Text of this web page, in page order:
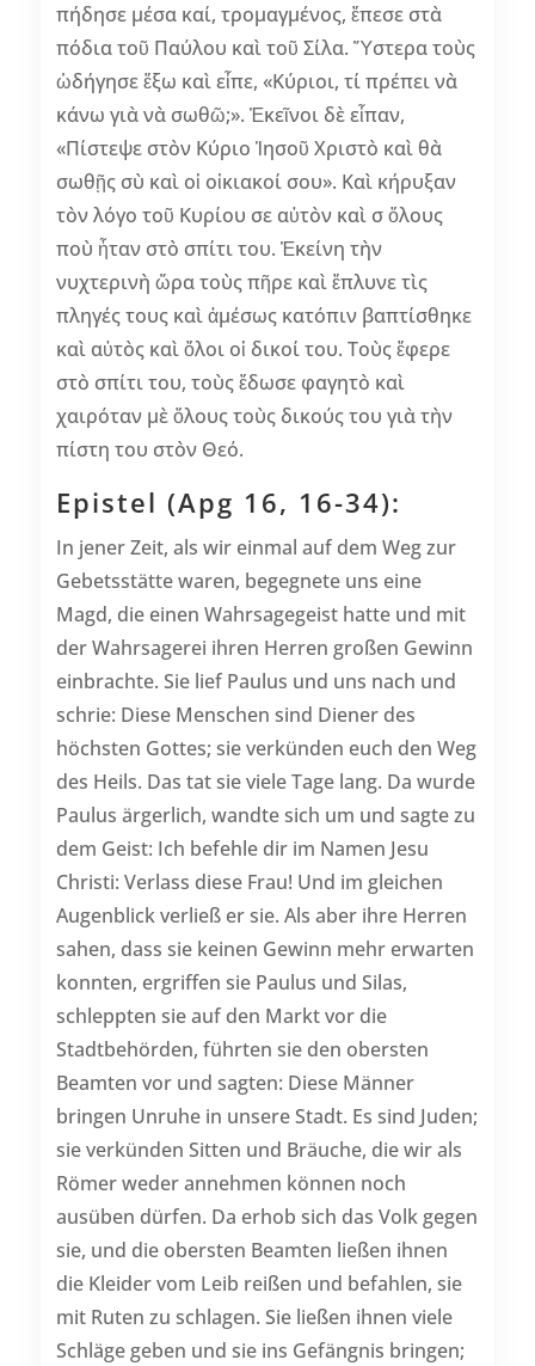
πήδησε μέσα καί, τρομαγμένος, ἔπεσε στὰ
πόδια τοῦ Παύλου καὶ τοῦ Σίλα. Ὕστερα τοὺς
ὡδήγησε ἔξω καὶ εἶπε, «Κύριοι, τί πρέπει νὰ
κάνω γιὰ νὰ σωθῶ;». Ἐκεῖνοι δὲ εἶπαν,
«Πίστεψε στὸν Κύριο Ἰησοῦ Χριστὸ καὶ θὰ
σωθῇς σὺ καὶ οἱ οἰκιακοί σου». Καὶ κήρυξαν
τὸν λόγο τοῦ Κυρίου σε αὐτὸν καὶ σ ὅλους
ποὺ ἦταν στὸ σπίτι του. Ἐκείνη τὴν
νυχτερινὴ ὥρα τοὺς πῆρε καὶ ἔπλυνε τὶς
πληγές τους καὶ ἀμέσως κατόπιν βαπτίσθηκε
καὶ αὐτὸς καὶ ὅλοι οἱ δικοί του. Τοὺς ἔφερε
στὸ σπίτι του, τοὺς ἔδωσε φαγητὸ καὶ
χαιρόταν μὲ ὅλους τοὺς δικούς του γιὰ τὴν
πίστη του στὸν Θεό.
Epistel (Apg 16, 16-34):
In jener Zeit, als wir einmal auf dem Weg zur
Gebetsstätte waren, begegnete uns eine
Magd, die einen Wahrsagegeist hatte und mit
der Wahrsagerei ihren Herren großen Gewinn
einbrachte. Sie lief Paulus und uns nach und
schrie: Diese Menschen sind Diener des
höchsten Gottes; sie verkünden euch den Weg
des Heils. Das tat sie viele Tage lang. Da wurde
Paulus ärgerlich, wandte sich um und sagte zu
dem Geist: Ich befehle dir im Namen Jesu
Christi: Verlass diese Frau! Und im gleichen
Augenblick verließ er sie. Als aber ihre Herren
sahen, dass sie keinen Gewinn mehr erwarten
konnten, ergriffen sie Paulus und Silas,
schleppten sie auf den Markt vor die
Stadtbehörden, führten sie den obersten
Beamten vor und sagten: Diese Männer
bringen Unruhe in unsere Stadt. Es sind Juden;
sie verkünden Sitten und Bräuche, die wir als
Römer weder annehmen können noch
ausüben dürfen. Da erhob sich das Volk gegen
sie, und die obersten Beamten ließen ihnen
die Kleider vom Leib reißen und befahlen, sie
mit Ruten zu schlagen. Sie ließen ihnen viele
Schläge geben und sie ins Gefängnis bringen;